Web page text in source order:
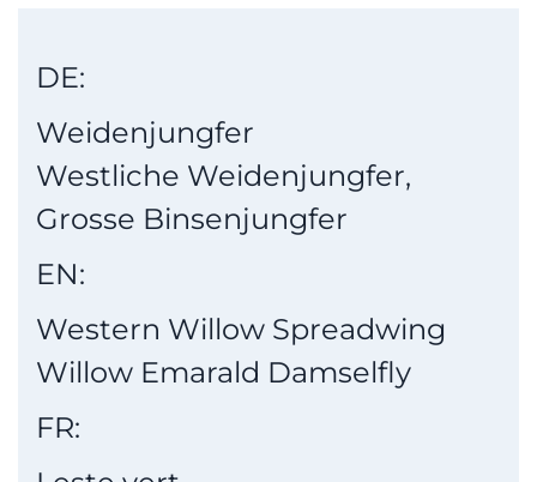
DE:
Weidenjungfer
Westliche Weidenjungfer,
Grosse Binsenjungfer
EN:
Western Willow Spreadwing
Willow Emarald Damselfly
FR: